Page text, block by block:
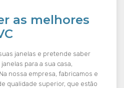
as melhores
janelas e pretende saber
para a sua casa,
nossa empresa, fabricamos e
qualidade superior, que estão